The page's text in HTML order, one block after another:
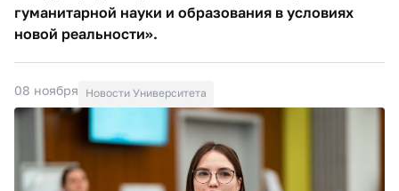
гуманитарной науки и образования в условиях
новой реальности».
08 ноября Новости Университета